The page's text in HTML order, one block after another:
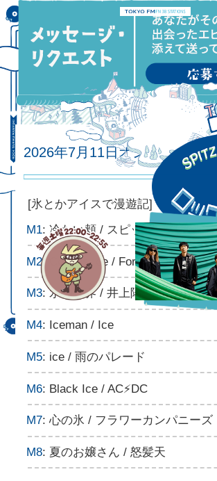
2026年7月11日オンエアリスト
[氷とかアイスで漫遊記]
M1: 冷たい頬 / スピッツ
M2: Cold as Ice / Foreigner
M3: 氷の世界 / 井上陽水
M4: Iceman / Ice
M5: ice / 雨のパレード
M6: Black Ice / AC⚡DC
M7: 心の氷 / フラワーカンパニーズ
M8: 夏のお嬢さん / 怒髪天